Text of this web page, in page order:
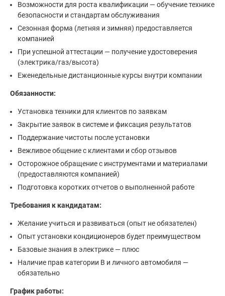
Возможности для роста квалификации — обучение технике
безопасности и стандартам обслуживания
Сезонная форма (летняя и зимняя) предоставляется
компанией
При успешной аттестации — получение удостоверения
(электрика/газ/высота)
Еженедельные дистанционные курсы внутри компании
Обязанности:
Установка техники для клиентов по заявкам
Закрытие заявок в системе и фиксация результатов
Поддержание чистоты после установки
Вежливое общение с клиентами и сбор отзывов
Осторожное обращение с инструментами и материалами
(предоставляются компанией)
Подготовка коротких отчетов о выполненной работе
Требования к кандидатам:
Желание учиться и развиваться (опыт не обязателен)
Опыт установки кондиционеров будет преимуществом
Базовые знания в электрике — плюс
Наличие прав категории B и личного автомобиля —
обязательно
График работы: